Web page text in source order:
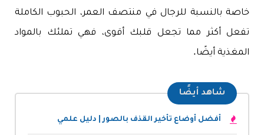
خاصة بالنسبة للرجال في منتصف العمر، الحبوب الكاملة
تفعل أكثر مما تجعل قلبك أقوى، فهي تملئك بالمواد
المغذية أيضًا.
شاهد أيضًا
أفضل أوضاع تأخير القذف بالصور | دليل علمي